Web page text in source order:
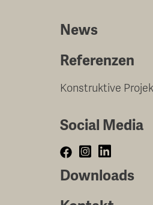
News
Referenzen
Konstruktive
Social Media
Downloads